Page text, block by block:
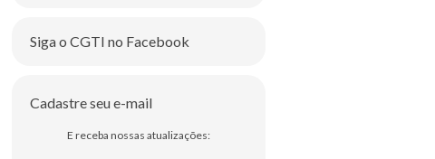
Siga o CGTI no Facebook
Cadastre seu e-mail
E receba nossas atualizações: